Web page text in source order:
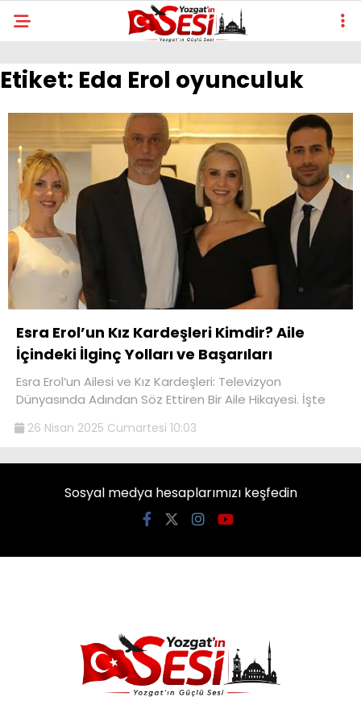
Etiket: Eda Erol oyunculuk
Esra Erol’un Kız Kardeşleri Kimdir? Aile
İçindeki İlginç Yolları ve Başarıları
Esra Erol’un Ailesi ve Kız Kardeşleri: Televizyon
Dünyasında Adından Söz Ettiren Bir Aile Hikayesi. İşte
26 Nisan 2025 Cumartesi 10:03
Sosyal medya hesaplarımızı keşfedin